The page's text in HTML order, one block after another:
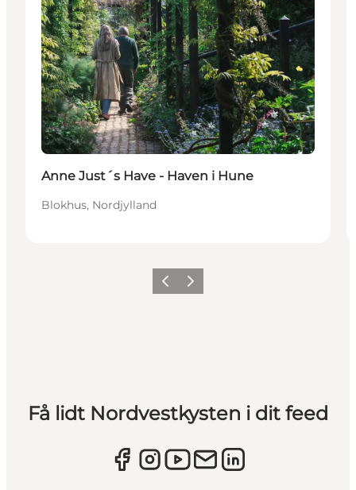
Anne Just´s Have - Haven i Hune
Blokhus, Nordjylland
ForrigeNæste
Få lidt Nordvestkysten i dit feed